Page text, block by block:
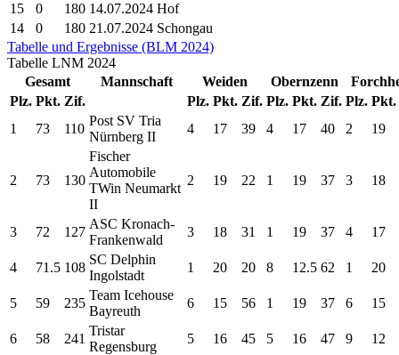
15
0 180 14.07.2024 Hof
14
0 180 21.07.2024 Schongau
Tabelle und Ergebnisse (BLM 2024)
Tabelle LNM 2024
Gesamt
Mannschaft Weiden Obernzenn
Plz. Pkt. Zif. Plz. Pkt. Zif. Plz. Pkt. Zif. Plz. Pkt.
1
73 110
Post SV Tria
Nürnberg II
4 17 39 4 17 40 2 19
2 73 130
Fischer
Automobile
TWin Neumarkt
II
2 19 22 1 19 37 3 18
3 72 127
ASC Kronach-
Frankenwald
3 18 31 1 19 37 4 17
4 71.5 108
SC Delphin
Ingolstadt
1 20 20 8 12.5 62 1 20
5 59 235
Team Icehouse
Bayreuth
6 15 56 1 19 37 6 15
6 58 241
Tristar
Regensburg
5 16 45 5 16 47 9 12